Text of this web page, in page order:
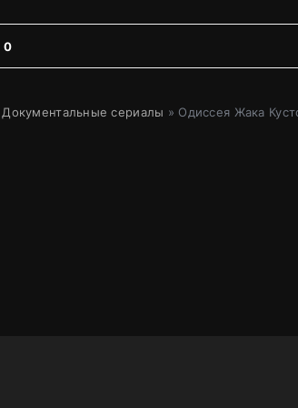
0
Документальные сериалы » Одиссея Жака